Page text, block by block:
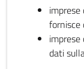
fornisce
dati